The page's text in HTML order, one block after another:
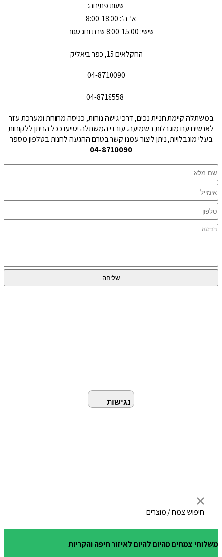
שעות פתיחה:
א’-ה’: 8:00-18:00
שישי: 8:00-15:00 שבת וחג סגור
החקלאים 15, כפר ביאליק
במשתלה קיימת חניית נכים, דרכי גישה נוחות, כניסה מרווחת ומערכת עזר
לאנשים עם מוגבלות בשמיעה. עובדי המשתלה יסייעו ככל הניתן ללקוחות
בעלי מוגבלויות, ניתן ליצור עמנו קשר בטרם ההגעה לחנות בטלפון מספר
04-8710090
נגישות
חיפוש צמח / מוצרים
search
משלוחי צמחים מהיום להיום לאיזור חיפה והקריות